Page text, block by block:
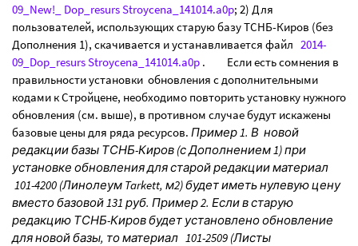
09_New!_ Dop_resurs Stroycena_141014.a0p; 2) Для
пользователей, использующих старую базу ТСНБ-Киров (без
Дополнения 1), скачивается и устанавливается файл 2014-
09_Dop_resurs Stroycena_141014.a0p . Если есть сомнения в
правильности установки обновления с дополнительными
кодами к Стройцене, необходимо повторить установку нужного
обновления (см. выше), в противном случае будут искажены
базовые цены для ряда ресурсов. Пример 1. В новой
редакции базы ТСНБ-Киров (с Дополнением 1) при
установке обновления для старой редакции материал
101-4200 (Линолеум Tarkett, м2) будет иметь нулевую цену
вместо базовой 131 руб. Пример 2. Если в старую
редакцию ТСНБ-Киров будет установлено обновление
для новой базы, то материал 101-2509 (Листы